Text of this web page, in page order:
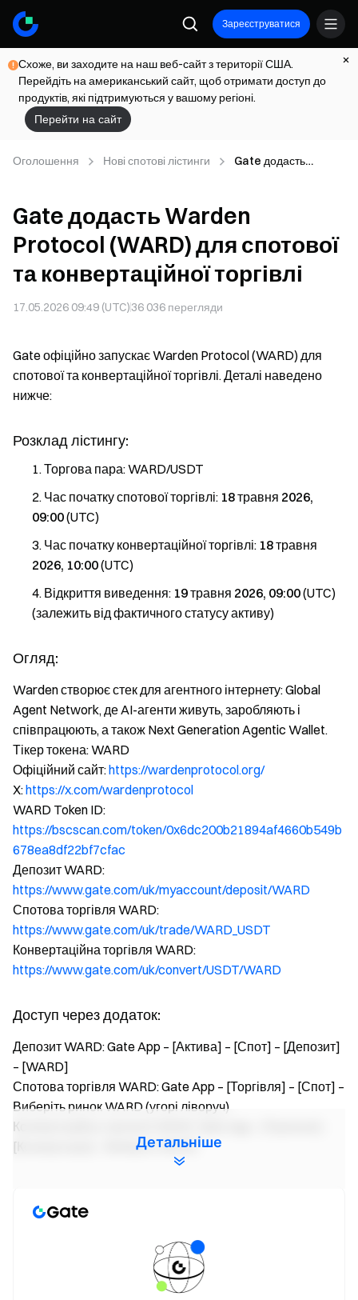
Зареєструватися
Схоже, ви заходите на наш веб-сайт з території США.
Перейдіть на американський сайт, щоб отримати доступ до
продуктів, які підтримуються у вашому регіоні.
Перейти на сайт
Оголошення Нові спотові лістинги
Gate додасть
та конвертаційної
торгівлі
Gate додасть Warden
Protocol (WARD) для спотової
та конвертаційної торгівлі
17.05.2026 09:49 (UTC)36 036 перегляди
Gate офіційно запускає Warden Protocol (WARD) для
спотової та конвертаційної торгівлі. Деталі наведено
нижче:
Розклад лістингу:
Торгова пара: WARD/USDT
Час початку спотової торгівлі: 18 травня 2026,
09:00(UTC)
Час початку конвертаційної торгівлі: 18 травня
2026, 10:00(UTC)
Відкриття виведення: 19 травня 2026, 09:00(UTC)
(залежить від фактичного статусу активу)
Огляд:
Warden створює стек для агентного інтернету: Global
Agent Network, де AI-агенти живуть, заробляють і
співпрацюють, а також Next Generation Agentic Wallet.
Тікер токена: WARD
Офіційний сайт:https://wardenprotocol.org/
X:https://x.com/wardenprotocol
WARD Token ID:
https://bscscan.com/token/0x6dc200b21894af4660b549b
678ea8df22bf7cfac
Депозит WARD:
https://www.gate.com/uk/myaccount/deposit/WARD
Спотова торгівля WARD:
https://www.gate.com/uk/trade/WARD_USDT
Конвертаційна торгівля WARD:
https://www.gate.com/uk/convert/USDT/WARD
Доступ через додаток:
Депозит WARD: Gate App – [Актива] – [Спот] – [Депозит]
– [WARD]
Спотова торгівля WARD: Gate App – [Торгівля] – [Спот] –
Виберіть ринок WARD (угорі ліворуч)
Конвертаційна торгівля WARD: Gate App - [Торгівля] -
[Конвертація] - Виберіть WARD
Команда Gate
Детальніше